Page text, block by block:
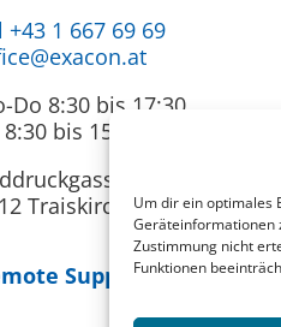
Um dir ein optimales
Geräteinformationen
Zustimmung nicht
Funktionen
+43 1 667 69 69
Do 8:30 bis 17:30
bis 15:30
4
Traiskirchen
Support